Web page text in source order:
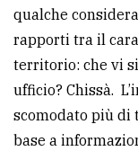
qualche
rapporti tra il
territorio: che vi
ufficio? Chissà.
scomodato più di
base a